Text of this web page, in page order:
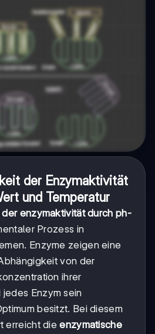
der Enzymaktivität
und Temperatur
enzymaktivität durch ph-
Prozess in
Enzyme zeigen eine
von der
ihrer
Enzym sein
besitzt. Bei diesem
erreicht dieenzymatische